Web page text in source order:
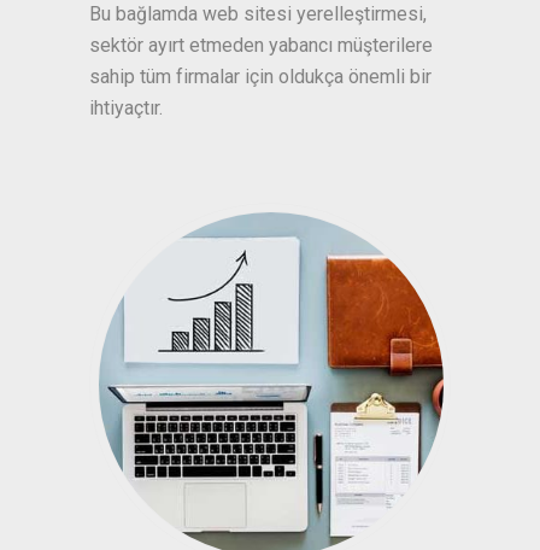
Bu bağlamda web sitesi yerelleştirmesi,
sektör ayırt etmeden yabancı müşterilere
sahip tüm firmalar için oldukça önemli bir
ihtiyaçtır.